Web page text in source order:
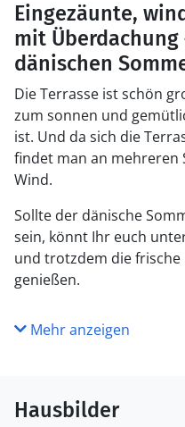
Eingezäunte,
mit
dänischen
Die Terrasse ist schön
zum sonnen und
ist. Und da sich die
findet man an mehreren
Wind.
Sollte der dänische
sein, könnt Ihr euch
und trotzdem die frische
genießen.
Mehr anzeigen
Hausbilder